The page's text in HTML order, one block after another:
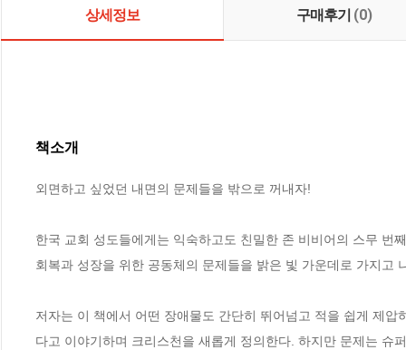
상세정보 구매후기 (0)
책소개
외면하고 싶었던 내면의 문제들을 밖으로 꺼내자!
한국 교회 성도들에게는 익숙하고도 친밀한 존 비비어의 스무 번
회복과 성장을 위한 공동체의 문제들을 밝은 빛 가운데로 가지고
저자는 이 책에서 어떤 장애물도 간단히 뛰어넘고 적을 쉽게 제
다고 이야기하며 크리스천을 새롭게 정의한다. 하지만 문제는 슈